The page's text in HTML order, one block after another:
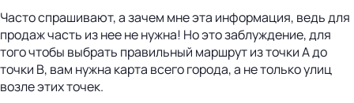
Часто спрашивают, а зачем мне эта информация, ведь для
продаж часть из нее не нужна! Но это заблуждение, для
того чтобы выбрать правильный маршрут из точки А до
точки В, вам нужна карта всего города, а не только улиц
возле этих точек.